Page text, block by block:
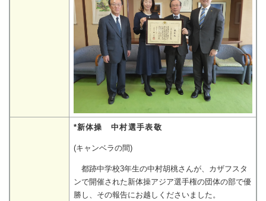
*新体操 中村選手表敬
(キャンベラの間)
都跡中学校3年生の中村胡桃さんが、カザフスタ
ンで開催された新体操アジア選手権の団体の部で優
勝し、その報告にお越しくださいました。